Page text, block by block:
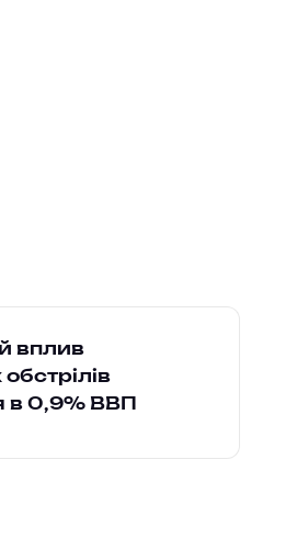
вплив
в 0,9% ВВП